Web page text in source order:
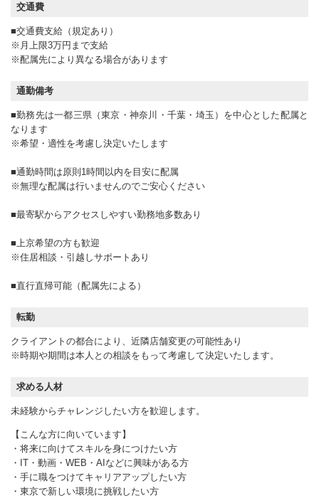
交通費
■交通費支給（規定あり）
※月上限3万円まで支給
※配属先により異なる場合があります
通勤備考
■勤務先は一都三県（東京・神奈川・千葉・埼玉）を中心とした配属と
なります
※希望・適性を考慮し決定いたします
■通勤時間は原則1時間以内を目安に配属
※無理な配属は行いませんのでご安心ください
■最寄駅からアクセスしやすい勤務地多数あり
■上京希望の方も歓迎
※住居相談・引越しサポートあり
■直行直帰可能（配属先による）
転勤
クライアントの都合により、近隣店舗変更の可能性あり
※時期や期間は本人との相談をもって考慮して決定いたします。
求める人材
未経験からチャレンジしたい方を歓迎します。
【こんな方に向いています】
・将来に向けてスキルを身につけたい方
・IT・動画・WEB・AIなどに興味がある方
・手に職をつけてキャリアアップしたい方
・東京で新しい環境に挑戦したい方